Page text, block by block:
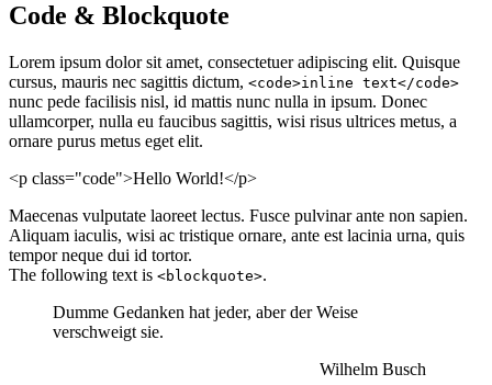
Code & Blockquote
Lorem ipsum dolor sit amet, consectetuer adipiscing elit. Quisque
cursus, mauris nec sagittis dictum, <code>inline text</code>
nunc pede facilisis nisl, id mattis nunc nulla in ipsum. Donec
ullamcorper, nulla eu faucibus sagittis, wisi risus ultrices metus, a
ornare purus metus eget elit.
<p class="code">Hello World!</p>
Maecenas vulputate laoreet lectus. Fusce pulvinar ante non sapien.
Aliquam iaculis, wisi ac tristique ornare, ante est lacinia urna, quis
tempor neque dui id tortor.
The following text is <blockquote>.
Dumme Gedanken hat jeder, aber der Weise
verschweigt sie.
Wilhelm Busch